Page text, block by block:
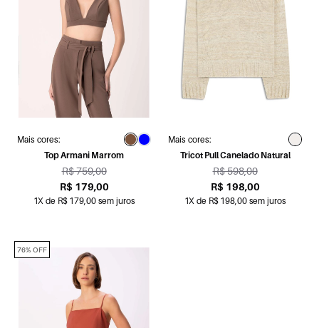
Mais cores:
Top Armani Marrom
R$ 759,00
R$ 179,00
1X de R$ 179,00 sem juros
Mais cores:
Tricot Pull Canelado Natural
R$ 598,00
R$ 198,00
1X de R$ 198,00 sem juros
76% OFF